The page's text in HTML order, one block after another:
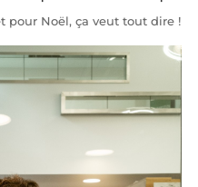
pour Noël, ça veut tout dire !